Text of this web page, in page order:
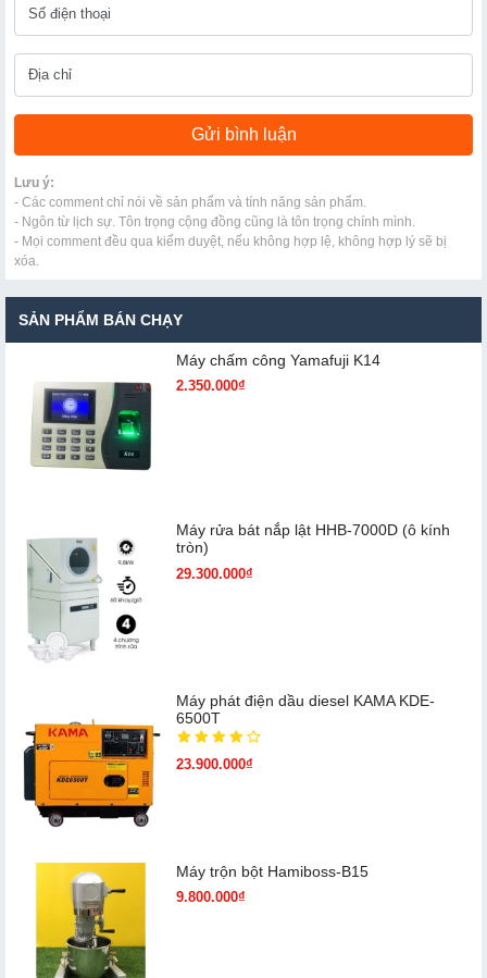
Lưu ý:
- Các comment chỉ nói về sản phẩm và tính năng sản phẩm.
- Ngôn từ lịch sự. Tôn trọng cộng đồng cũng là tôn trọng chính mình.
- Mọi comment đều qua kiểm duyệt, nếu không hợp lệ, không hợp lý sẽ bị
xóa.
SẢN PHẨM BÁN CHẠY
Máy chấm cô​ng Yamafuji K14
2.350.000₫
Máy rửa bát nắp lật HHB-7000D (ô kính
tròn)
29.300.000₫
Máy phát điện dầu diesel KAMA KDE-
6500T
23.900.000₫
Máy trộn bột Hamiboss-B15
9.800.000₫